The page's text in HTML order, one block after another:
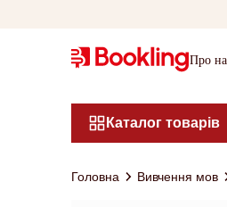
Про
Каталог товарів
Головна Вивчення мов